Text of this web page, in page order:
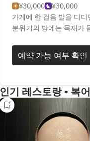
¥30,000
¥30,000
가게에 한 걸음 발을 디
분위기의 방에는 목재가
있습니다. 요리를 끌어들
을 풍부하게 갖추고 있
예약 가능 여부 확인
인기 레스토랑 - 복어